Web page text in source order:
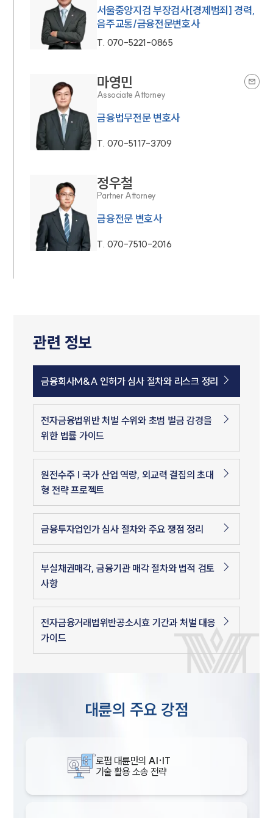
서울중앙지검 부장검사[경제범죄] 경력,
음주교통/금융전문변호사
T. 070-5221-0865
마영민
Associate Attorney
금융법무전문 변호사
T. 070-5117-3709
정우철
Partner Attorney
금융전문 변호사
T. 070-7510-2016
관련 정보
금융회사M&A 인허가 심사 절차와 리스크 정리
전자금융법위반 처벌 수위와 초범 벌금 감경을
위한 법률 가이드
원전수주 | 국가 산업 역량, 외교력 결집의 초대
형 전략 프로젝트
금융투자업인가 심사 절차와 주요 쟁점 정리
부실채권매각, 금융기관 매각 절차와 법적 검토
사항
전자금융거래법위반공소시효 기간과 처벌 대응
가이드
대륜의 주요 강점
로펌 대륜만의 AI·IT
기술 활용 소송 전략